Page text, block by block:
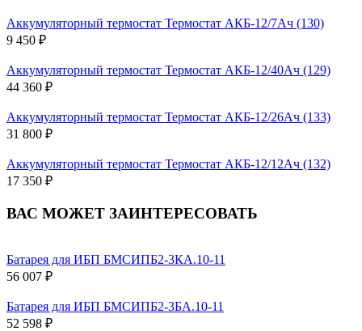
Аккумуляторный термостат Термостат АКБ-12/7Ач (130)
9 450 ₽
Аккумуляторный термостат Термостат АКБ-12/40Ач (129)
44 360 ₽
Аккумуляторный термостат Термостат АКБ-12/26Ач (133)
31 800 ₽
Аккумуляторный термостат Термостат АКБ-12/12Ач (132)
17 350 ₽
ВАС МОЖЕТ ЗАИНТЕРЕСОВАТЬ
Батарея для ИБП БМСИПБ2-3КА.10-11
56 007 ₽
Батарея для ИБП БМСИПБ2-3БА.10-11
52 598 ₽